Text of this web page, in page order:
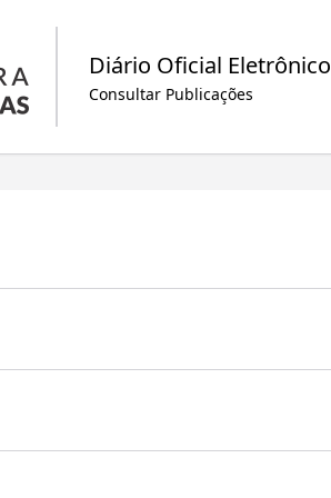
Diário Oficial Eletrônico
Consultar Publicações